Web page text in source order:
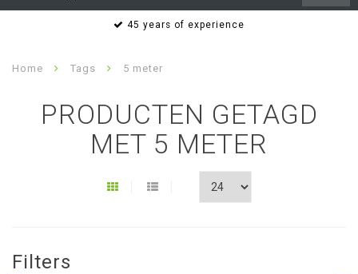
45 years of experience
Home Tags 5 meter
PRODUCTEN GETAGD
MET 5 METER
Filters